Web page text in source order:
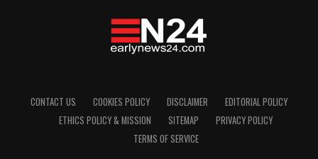
CONTACT US COOKIES POLICY DISCLAIMER
EDITORIAL POLICY
ETHICS POLICY & MISSION
SITEMAP
PRIVACY POLICY
TERMS OF SERVICE